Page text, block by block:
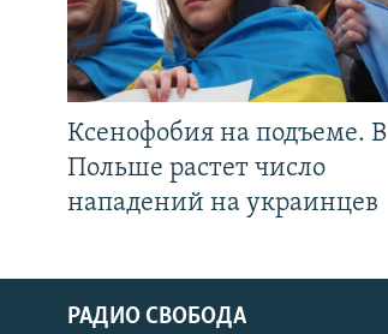
Ксенофобия на подъеме. В
Польше растет число
нападений на украинцев
РАДИО СВОБОДА